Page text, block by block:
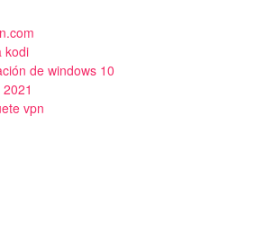
kodi
de windows 10
vpn